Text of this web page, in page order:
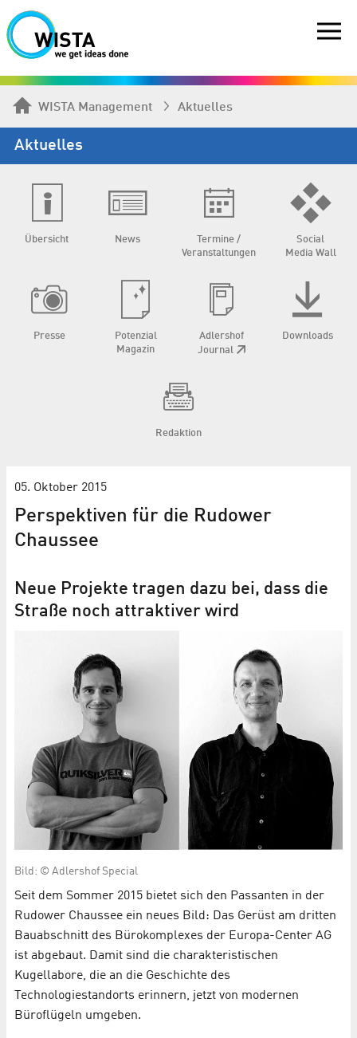
WISTA Management Aktuelles
Aktuelles
Übersicht News
Termine /
Veranstaltungen
Social
Media Wall
Presse
Potenzial
Magazin
Adlershof
Journal
Downloads
Redaktion
05. Oktober 2015
Perspektiven für die Rudower
Chaussee
Neue Projekte tragen dazu bei, dass die
Straße noch attraktiver wird
Bild: © Adlershof Special
Seit dem Sommer 2015 bietet sich den Passanten in der
Rudower Chaussee ein neues Bild: Das Gerüst am dritten
Bauabschnitt des Bürokomplexes der Europa-Center AG
ist abgebaut. Damit sind die charakteristischen
Kugellabore, die an die Geschichte des
Technologiestandorts erinnern, jetzt von modernen
Büroflügeln umgeben.